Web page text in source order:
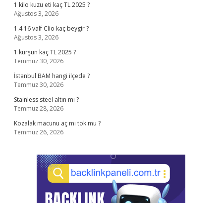
1 kilo kuzu eti kaç TL 2025 ?
Ağustos 3, 2026
1.4 16 valf Clio kaç beygir ?
Ağustos 3, 2026
1 kurşun kaç TL 2025 ?
Temmuz 30, 2026
İstanbul BAM hangi ilçede ?
Temmuz 30, 2026
Stainless steel altın mı ?
Temmuz 28, 2026
Kozalak macunu aç mı tok mu ?
Temmuz 26, 2026